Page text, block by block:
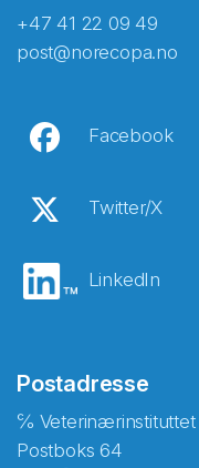
+47 41 22 09 49
post@norecopa.no
Facebook
Twitter/X
LinkedIn
Postadresse
℅ Veterinærinstituttet
Postboks 64